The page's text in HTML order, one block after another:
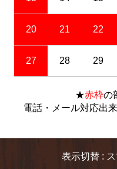
20 21 22
27 28 29
★赤枠の
電話・メール対応出
表示切替 :